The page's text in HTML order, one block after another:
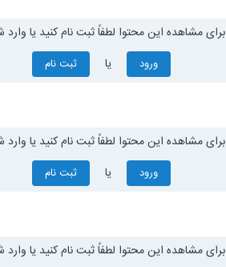
برای مشاهده این محتوا لطفاً ثبت نام کنید یا وارد
ورود یا ثبت نام
برای مشاهده این محتوا لطفاً ثبت نام کنید یا وارد
ورود یا ثبت نام
برای مشاهده این محتوا لطفاً ثبت نام کنید یا وارد